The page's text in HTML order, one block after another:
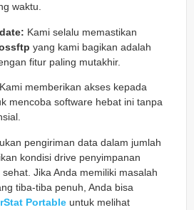
waktu.
Kami selalu memastikan
yang kami bagikan adalah
fitur paling mutakhir.
Kami memberikan akses kepada
mencoba software hebat ini tanpa
pengiriman data dalam jumlah
kondisi drive penyimpanan
Jika Anda memiliki masalah
tiba-tiba penuh, Anda bisa
Portable untuk melihat